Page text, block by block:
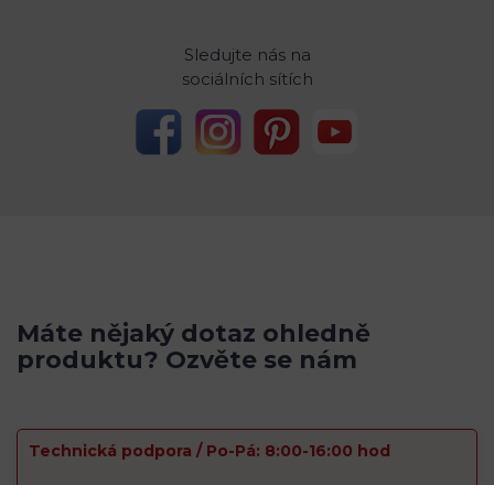
Sledujte nás na
sociálních sítích
Máte nějaký dotaz ohledně
produktu? Ozvěte se nám
Technická podpora / Po-Pá: 8:00-16:00 hod